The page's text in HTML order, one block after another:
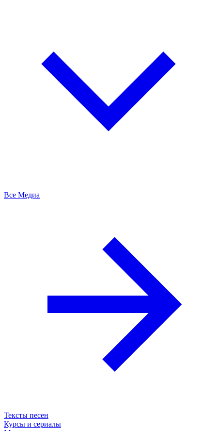
Все Медиа
Тексты песен
Курсы и сериалы